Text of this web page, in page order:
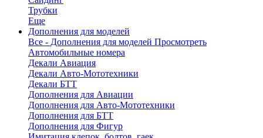
Трубки
Еще
Дополнения для моделей
Все - Дополнения для моделей Просмотреть
Автомобильные номера
Декали Авиация
Декали Авто-Мототехники
Декали БТТ
Дополнения для Авиации
Дополнения для Авто-Мототехники
Дополнения для БТТ
Дополнения для Фигур